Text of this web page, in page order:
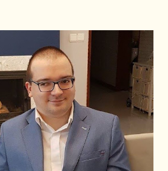
Lewicy kpią z żądań ponownego
Polske Stronnictwo Ludowe
rzeczy, a Szymon Hołownia
że administracja Donalda Trumpa
nad naszym wyborczym bałaganem
A może jedno i drugie? Tak
jest dziś politycznie najsłabszy od
afera podsłuchowa, a on